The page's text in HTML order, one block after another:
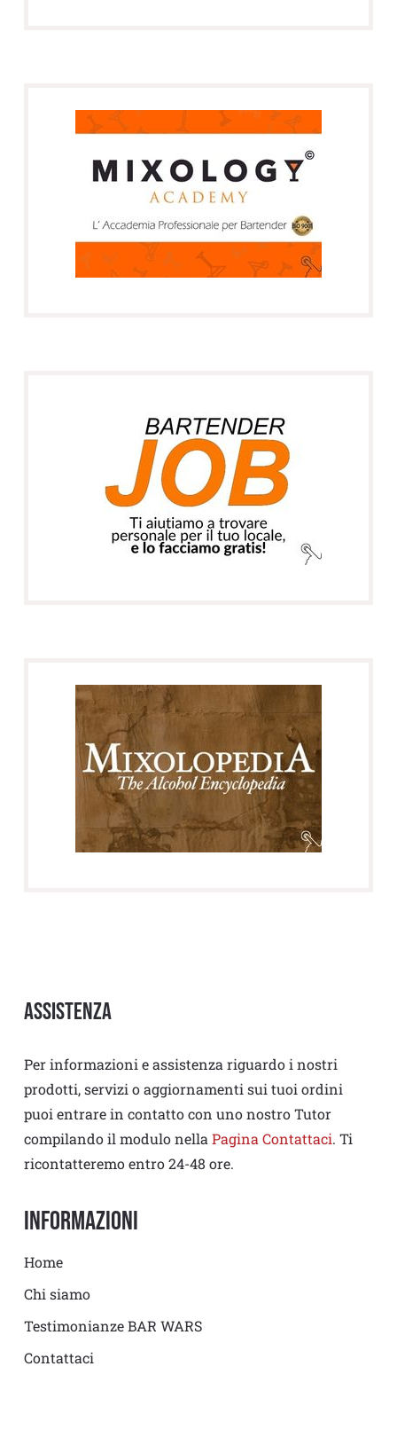
Assistenza
Per informazioni e assistenza riguardo i nostri
prodotti, servizi o aggiornamenti sui tuoi ordini
puoi entrare in contatto con uno nostro Tutor
compilando il modulo nella Pagina Contattaci. Ti
ricontatteremo entro 24-48 ore.
Informazioni
Home
Chi siamo
Testimonianze BAR WARS
Contattaci